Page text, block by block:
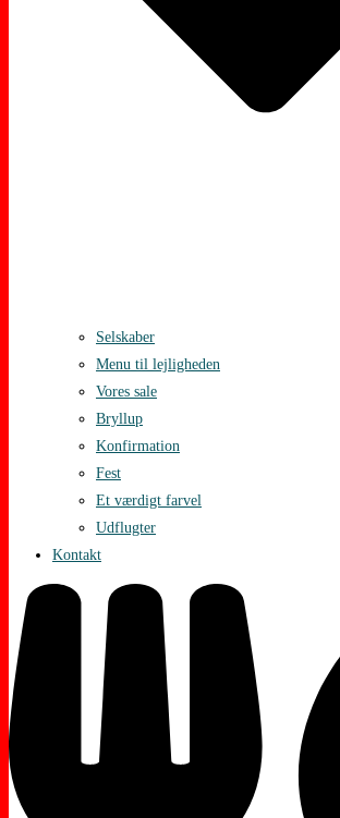
Selskaber
Menu til lejligheden
Vores sale
Bryllup
Konfirmation
Fest
Et værdigt farvel
Udflugter
Kontakt